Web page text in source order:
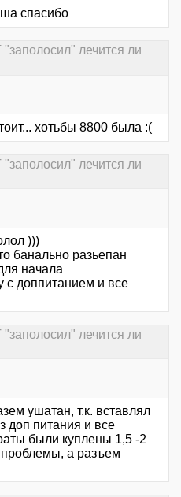
спасибо
лечится ли
хотьбы 8800 была :(
лечится ли
)))
банально разьепан
начала
с доппитанием и все
лечится ли
ушатан, т.к. вставлял
доп питания и все
были куплены 1,5 -2
проблемы, а разъем